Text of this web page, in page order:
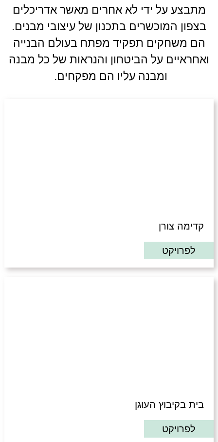
מתבצע על ידי לא אחרים מאשר אדריכלים
בצפון המוכשרים בתכנון של עיצובי מבנים.
הם משחקים תפקיד מפתח בעולם הבנייה
ואחראיים על הביטחון והנראות של כל מבנה
ומבנה עליו הם מפקחים.
קדימה צורן
לפרויקט
בית בקיבוץ העוגן
לפרויקט